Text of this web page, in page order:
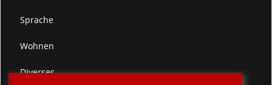
Sprache
Wohnen
Diverses